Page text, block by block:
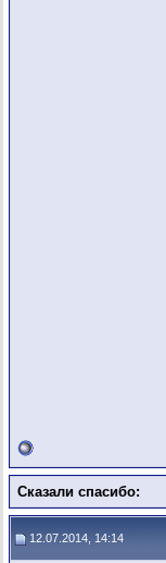
Сказали спасибо:
12.07.2014, 14:14